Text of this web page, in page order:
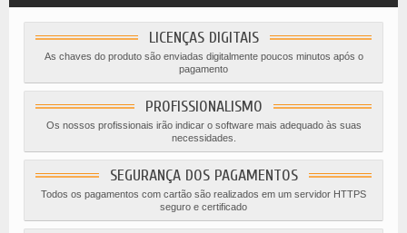
LICENÇAS DIGITAIS
As chaves do produto são enviadas digitalmente poucos minutos após o
pagamento
PROFISSIONALISMO
Os nossos profissionais irão indicar o software mais adequado às suas
necessidades.
SEGURANÇA DOS PAGAMENTOS
Todos os pagamentos com cartão são realizados em um servidor HTTPS
seguro e certificado